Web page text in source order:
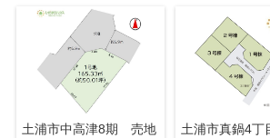
土浦市中高津8期 売地